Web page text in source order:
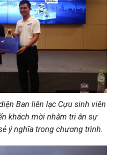
Ban liên lạc Cựu sinh viên
khách mời nhằm tri ân sự
ý nghĩa trong chương trình.